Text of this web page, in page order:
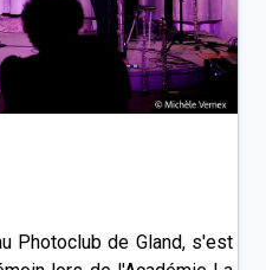
Photoclub de Gland, s'est